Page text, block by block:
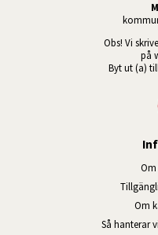
Obs! Vi
på
Byt ut (a)
Om
Så hanterar